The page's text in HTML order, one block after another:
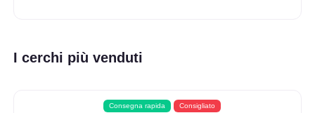
I cerchi più venduti
Consegna rapida Consigliato